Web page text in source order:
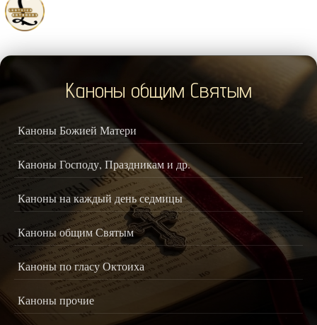
Каноны общим Святым
Каноны Божией Матери
Каноны Господу, Праздникам и др.
Каноны на каждый день седмицы
Каноны общим Святым
Каноны по гласу Октоиха
Каноны прочие